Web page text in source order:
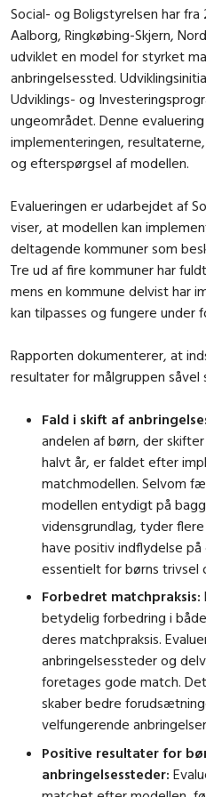
Social- og Boligstyrelsen har
Aalborg, Ringkøbing-Skjern,
udviklet en model for styrket
anbringelsessted.
Udviklings- og
ungeområdet. Denne
implementeringen,
og efterspørgsel af modellen.
Evalueringen er udarbejdet af
viser, at modellen kan
deltagende kommuner som
Tre ud af fire kommuner har
mens en kommune delvist har
kan tilpasses og fungere under
Rapporten dokumenterer, at
resultater for målgruppen såvel
Fald i skift af
andelen af børn, der
halvt år, er faldet efter
matchmodellen. Selvom
modellen entydigt på
vidensgrundlag, tyder
have positiv indflydelse
essentielt for børns trivsel
Forbedret matchpraksis:
betydelig forbedring i
deres matchpraksis.
anbringelsessteder og
foretages gode match.
skaber bedre
velfungerende
Positive resultater for
anbringelsessteder: